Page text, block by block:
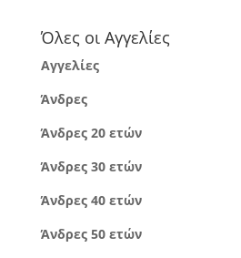
Όλες οι Αγγελίες
Αγγελίες
Άνδρες
Άνδρες 20 ετών
Άνδρες 30 ετών
Άνδρες 40 ετών
Άνδρες 50 ετών